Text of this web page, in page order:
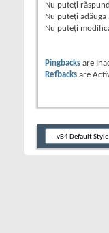
Nu puteţi
Nu puteţi adăuga
Nu puteţi
Pingbacks are
Refbacks are